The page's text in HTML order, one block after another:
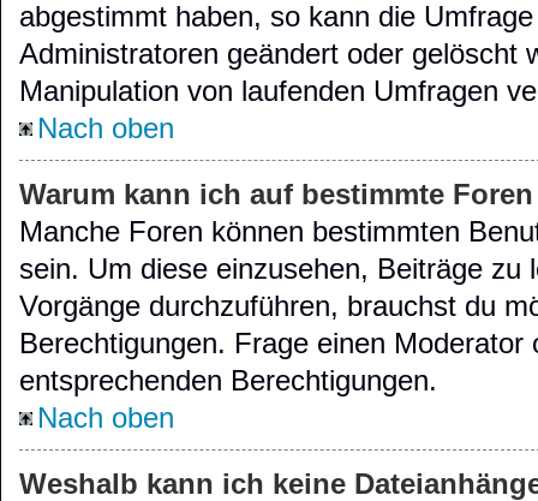
abgestimmt haben, so kann die
Administratoren geändert oder gelöscht
Manipulation von laufenden Umfragen
Nach oben
Warum kann ich auf bestimmte
Manche Foren können bestimmten
sein. Um diese einzusehen, Beiträge zu
Vorgänge durchzuführen, brauchst du
Berechtigungen. Frage einen Moderator
entsprechenden Berechtigungen.
Nach oben
Weshalb kann ich keine